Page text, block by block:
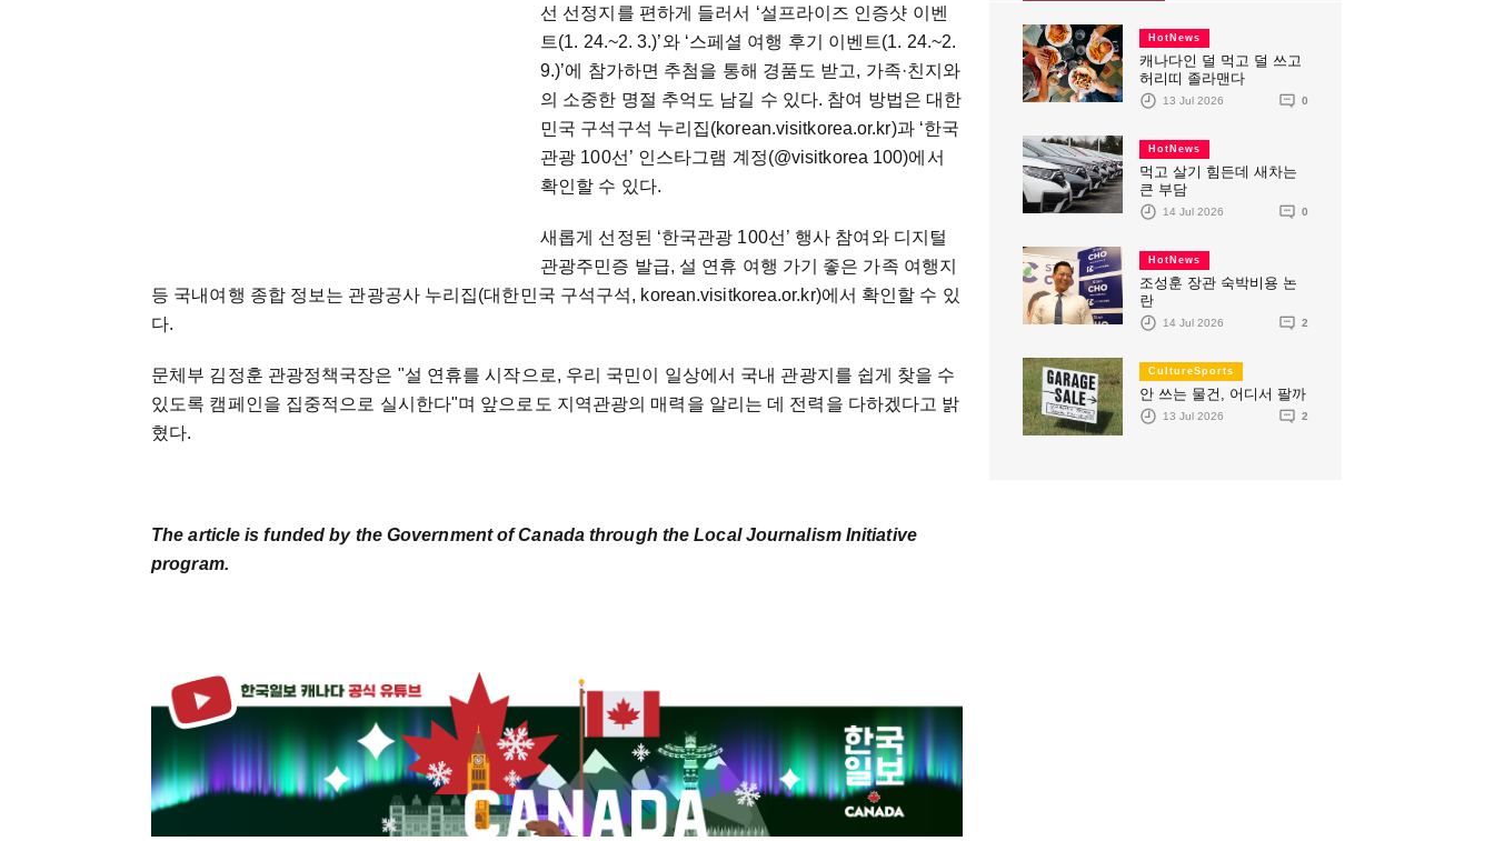
선 선정지를 편하게 들러서 ‘설프라이즈 인증샷 이벤
트(1. 24.~2. 3.)’와 ‘스페셜 여행 후기 이벤트(1. 24.~2.
9.)’에 참가하면 추첨을 통해 경품도 받고, 가족·친지와
의 소중한 명절 추억도 남길 수 있다. 참여 방법은 대한
민국 구석구석 누리집(korean.visitkorea.or.kr)과 ‘한국
관광 100선’ 인스타그램 계정(@visitkorea 100)에서
확인할 수 있다.
새롭게 선정된 ‘한국관광 100선’ 행사 참여와 디지털
관광주민증 발급, 설 연휴 여행 가기 좋은 가족 여행지
등 국내여행 종합 정보는 관광공사 누리집(대한민국 구석구석, korean.visitkorea.or.kr)에서 확인할 수 있
다.
문체부 김정훈 관광정책국장은 "설 연휴를 시작으로, 우리 국민이 일상에서 국내 관광지를 쉽게 찾을 수
있도록 캠페인을 집중적으로 실시한다"며 앞으로도 지역관광의 매력을 알리는 데 전력을 다하겠다고 밝
혔다.
The article is funded by the Government of Canada through the Local Journalism Initiative
program.
HotNews
캐나다인 덜 먹고 덜 쓰고
허리띠 졸라맨다
13 Jul 2026 0
HotNews
먹고 살기 힘든데 새차는
큰 부담
14 Jul 2026 0
HotNews
조성훈 장관 숙박비용 논
란
14 Jul 2026 2
CultureSports
안 쓰는 물건, 어디서 팔까
13 Jul 2026 2